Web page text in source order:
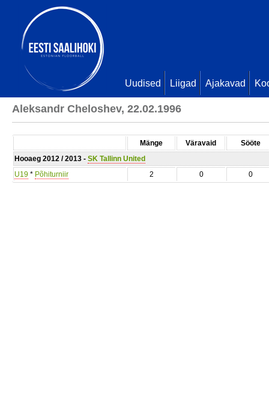
Uudised Liigad Ajakavad
Aleksandr Cheloshev, 22.02.1996
Mänge Väravaid
Sööte
Hooaeg 2012 / 2013 - SK Tallinn United
U19 * Põhiturniir 2 0 0